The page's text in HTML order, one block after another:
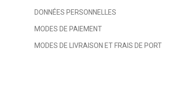
DONNÉES PERSONNELLES
MODES DE PAIEMENT
MODES DE LIVRAISON ET FRAIS DE PORT